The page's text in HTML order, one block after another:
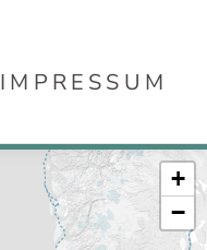
IMPRESSUM
+
−